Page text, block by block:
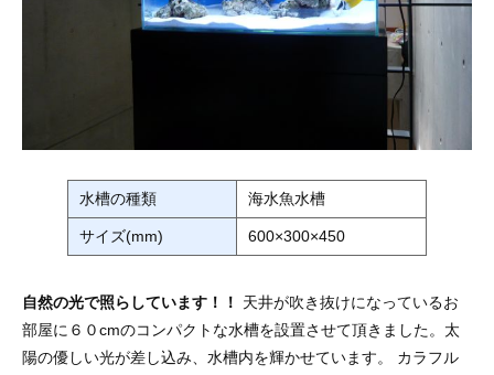
水槽の種類 海水魚水槽
サイズ(mm) 600×300×450
自然の光で照らしています！！
天井が吹き抜けになっているお
部屋に６０cmのコンパクトな水槽を設置させて頂きました。太
陽の優しい光が差し込み、水槽内を輝かせています。 カラフル